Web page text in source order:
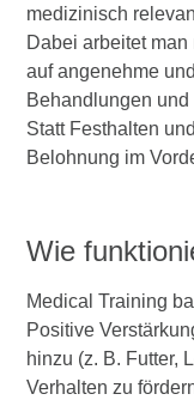
medizinisch
Dabei arbeitet
auf angenehme
Behandlungen
Statt Festhalten
Belohnung im
Wie
Medical Training
Positive
hinzu (z. B. Futter,
Verhalten zu